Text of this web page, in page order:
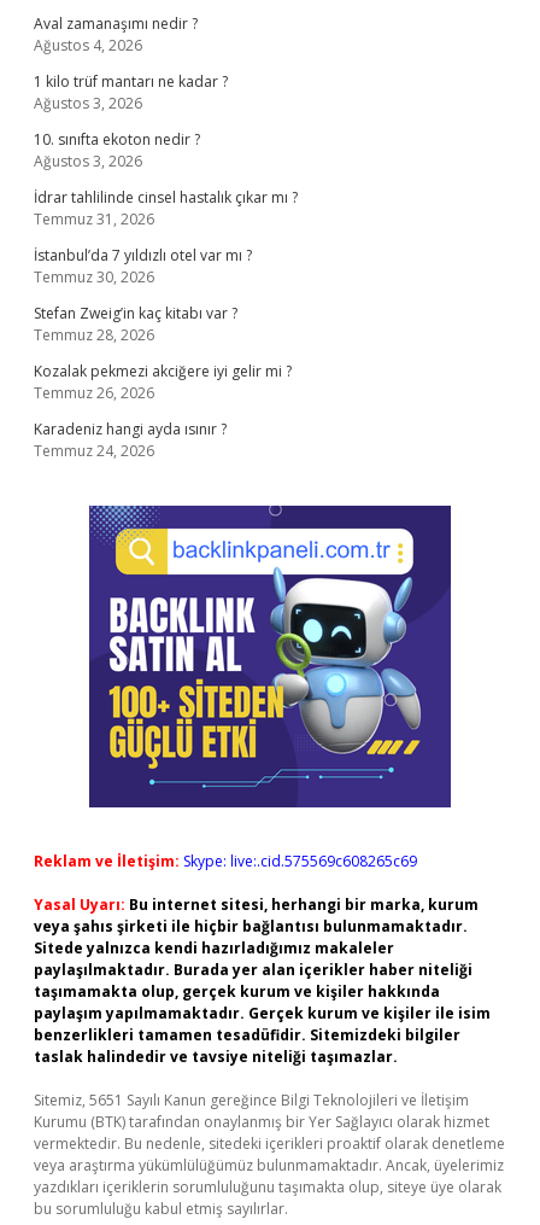
Aval zamanaşımı nedir ?
Ağustos 4, 2026
1 kilo trüf mantarı ne kadar ?
Ağustos 3, 2026
10. sınıfta ekoton nedir ?
Ağustos 3, 2026
İdrar tahlilinde cinsel hastalık çıkar mı ?
Temmuz 31, 2026
İstanbul’da 7 yıldızlı otel var mı ?
Temmuz 30, 2026
Stefan Zweig’in kaç kitabı var ?
Temmuz 28, 2026
Kozalak pekmezi akciğere iyi gelir mi ?
Temmuz 26, 2026
Karadeniz hangi ayda ısınır ?
Temmuz 24, 2026
Reklam ve İletişim: Skype: live:.cid.575569c608265c69
Yasal Uyarı: Bu internet sitesi, herhangi bir marka, kurum
veya şahıs şirketi ile hiçbir bağlantısı bulunmamaktadır.
Sitede yalnızca kendi hazırladığımız makaleler
paylaşılmaktadır. Burada yer alan içerikler haber niteliği
taşımamakta olup, gerçek kurum ve kişiler hakkında
paylaşım yapılmamaktadır. Gerçek kurum ve kişiler ile isim
benzerlikleri tamamen tesadüfidir. Sitemizdeki bilgiler
taslak halindedir ve tavsiye niteliği taşımazlar.
Sitemiz, 5651 Sayılı Kanun gereğince Bilgi Teknolojileri ve İletişim
Kurumu (BTK) tarafından onaylanmış bir Yer Sağlayıcı olarak hizmet
vermektedir. Bu nedenle, sitedeki içerikleri proaktif olarak denetleme
veya araştırma yükümlülüğümüz bulunmamaktadır. Ancak, üyelerimiz
yazdıkları içeriklerin sorumluluğunu taşımakta olup, siteye üye olarak
bu sorumluluğu kabul etmiş sayılırlar.